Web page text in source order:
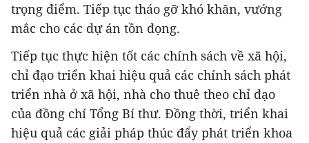
trọng điểm. Tiếp tục tháo gỡ khó khăn, vướng
mắc cho các dự án tồn đọng.
Tiếp tục thực hiện tốt các chính sách về xã hội,
chỉ đạo triển khai hiệu quả các chính sách phát
triển nhà ở xã hội, nhà cho thuê theo chỉ đạo
của đồng chí Tổng Bí thư. Đồng thời, triển khai
hiệu quả các giải pháp thúc đẩy phát triển khoa